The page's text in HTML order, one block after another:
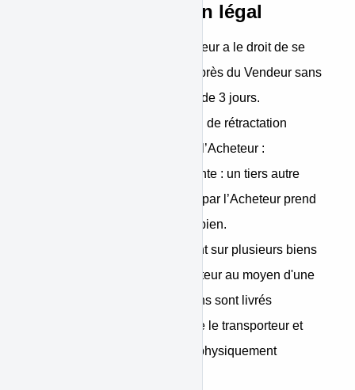
Droit de rétractation légal
• Droit de rétractation : L’Acheteur a le droit de se
rétracter du présent contrat auprès du Vendeur sans
donner de motif dans un délai de 3 jours.
• Délai de rétractation : le délai de rétractation
expire 2 jours après le jour où l’Acheteur :
A- S'il s'agit d'un contrat de vente : un tiers autre
que le transporteur et désigné par l’Acheteur prend
physiquement possession du bien.
B- S'il s'agit d'un contrat portant sur plusieurs biens
commandés par le consommateur au moyen d'une
seule commande et si ces biens sont livrés
séparément : un tiers autre que le transporteur et
désigné par l’Acheteur prend physiquement